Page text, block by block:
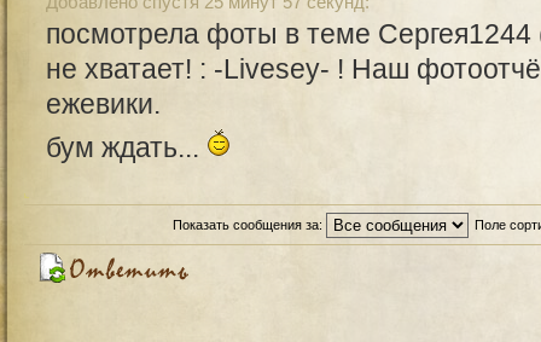
посмотрела фоты в теме Сергея1244
не хватает! : -Livesey- ! Наш
ежевики.
бум ждать...
Показать сообщения за: Поле